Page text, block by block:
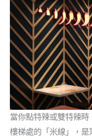
當你點特辣或雙特辣時
樓梯處的「米線」，